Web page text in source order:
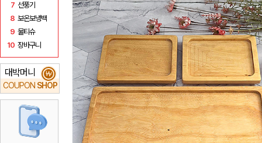
7 선풍기
8 보온보냉백
9 물티슈
10 장바구니
대박머니
COUPON SHOP
₩